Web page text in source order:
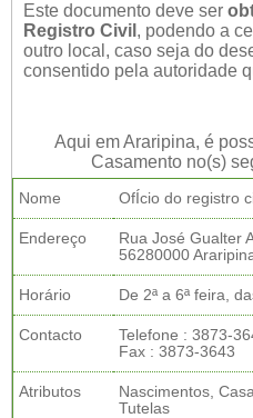
Este documento deve ser
Registro Civil , podendo a
outro local, caso seja do
consentido pela autoridade
Aqui em Araripina, é
Casamento no(s)
Nome OfÍcio do registro
Endereço
Rua José Gualter
56280000
Horário De 2ª a 6ª feira,
Contacto
Telefone : 3873-
Fax : 3873-3643
Atributos
Nascimentos,
Tutelas